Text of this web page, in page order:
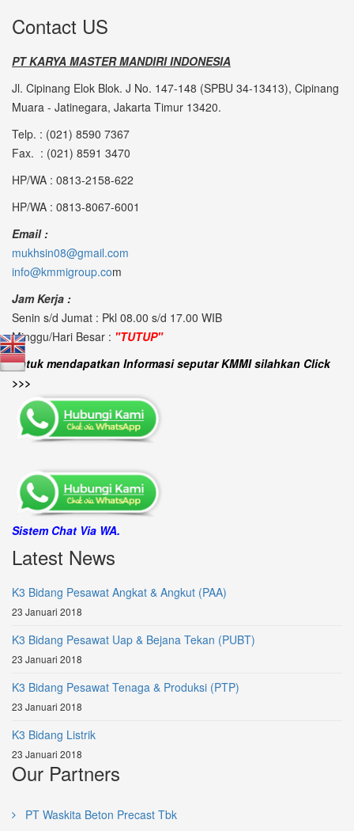
Contact US
PT KARYA MASTER MANDIRI INDONESIA
Jl. Cipinang Elok Blok. J No. 147-148 (SPBU 34-13413), Cipinang
Muara - Jatinegara, Jakarta Timur 13420.
Telp. : (021) 8590 7367
Fax. : (021) 8591 3470
HP/WA : 0813-2158-622
HP/WA : 0813-8067-6001
Email :
mukhsin08@gmail.com
info@kmmigroup.com
Jam Kerja :
Senin s/d Jumat : Pkl 08.00 s/d 17.00 WIB
Minggu/Hari Besar : "TUTUP"
untuk mendapatkan Informasi seputar KMMI silahkan Click
>>>
Sistem Chat Via WA.
Latest News
K3 Bidang Pesawat Angkat & Angkut (PAA)
23 Januari 2018
K3 Bidang Pesawat Uap & Bejana Tekan (PUBT)
23 Januari 2018
K3 Bidang Pesawat Tenaga & Produksi (PTP)
23 Januari 2018
K3 Bidang Listrik
23 Januari 2018
Our Partners
PT Waskita Beton Precast Tbk